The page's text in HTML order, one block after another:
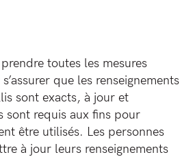
prendre toutes les mesures
que les renseignements
sont exacts, à jour et
sont requis aux fins pour
être utilisés. Les personnes
à jour leurs renseignements